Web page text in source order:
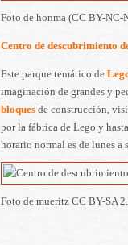
Foto de honma (CC BY-NC-
Centro de descubrimiento
Este parque temático de
imaginación de grandes y
bloques de construcción,
por la fábrica de Lego y
horario normal es de lunes a
Foto de mueritz CC BY-SA